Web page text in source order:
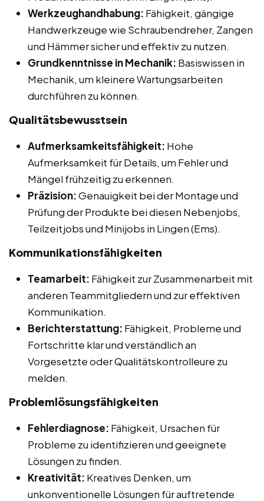
Werkzeughandhabung: Fähigkeit, gängige
Handwerkzeuge wie Schraubendreher, Zangen
und Hämmer sicher und effektiv zu nutzen.
Grundkenntnisse in Mechanik: Basiswissen in
Mechanik, um kleinere Wartungsarbeiten
durchführen zu können.
Qualitätsbewusstsein
Aufmerksamkeitsfähigkeit: Hohe
Aufmerksamkeit für Details, um Fehler und
Mängel frühzeitig zu erkennen.
Präzision:Genauigkeit bei der Montage und
Prüfung der Produkte bei diesen Nebenjobs,
Teilzeitjobs und Minijobs in Lingen (Ems).
Kommunikationsfähigkeiten
Teamarbeit: Fähigkeit zur Zusammenarbeit mit
anderen Teammitgliedern und zur effektiven
Kommunikation.
Berichterstattung: Fähigkeit, Probleme und
Fortschritte klar und verständlich an
Vorgesetzte oder Qualitätskontrolleure zu
melden.
Problemlösungsfähigkeiten
Fehlerdiagnose: Fähigkeit, Ursachen für
Probleme zu identifizieren und geeignete
Lösungen zu finden.
Kreativität: Kreatives Denken, um
unkonventionelle Lösungen für auftretende